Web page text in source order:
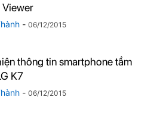
Viewer
- 06/12/2015
thông tin smartphone tầm
K7
- 06/12/2015